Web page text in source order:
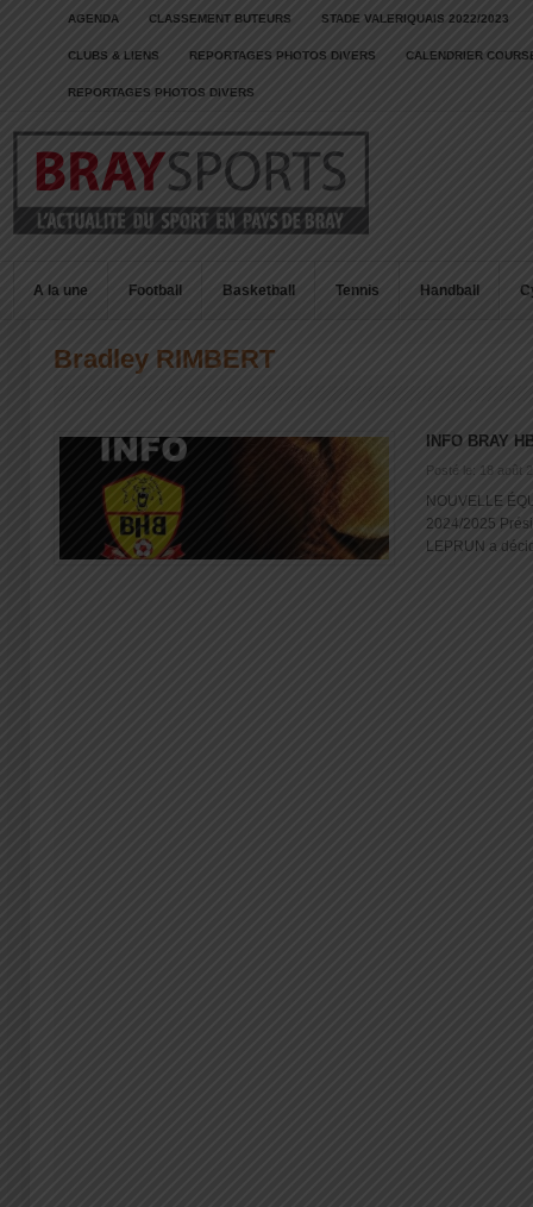
AGENDA CLASSEMENT BUTEURS STADE VALERIQUAIS 2022/2023
CLUBS & LIENS REPORTAGES PHOTOS DIVERS CALENDRIER
REPORTAGES PHOTOS DIVERS
A la une Football Basketball Tennis Handball
Bradley RIMBERT
INFO BRAY
Posté le: 18 août
NOUVELLE
2024/2025
LEPRUN a